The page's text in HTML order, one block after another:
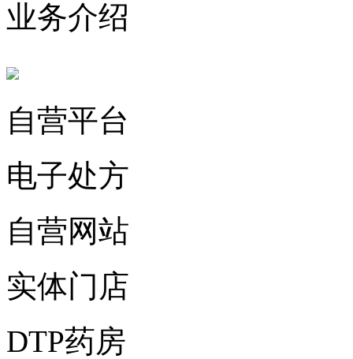
业务介绍
自营平台
电子处方
自营网站
实体门店
DTP药房